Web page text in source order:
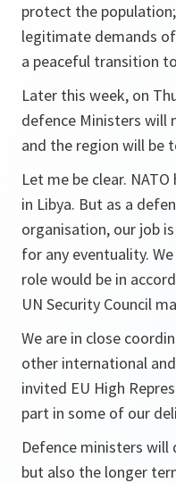
protect the
legitimate demands
a peaceful transition
Later this week, on
defence Ministers will
and the region will be
Let me be clear.
in Libya. But as a
organisation, our job
for any eventuality.
role would be in
UN Security Council
We are in close
other international
invited EU High
part in some of our
Defence ministers
but also the longer